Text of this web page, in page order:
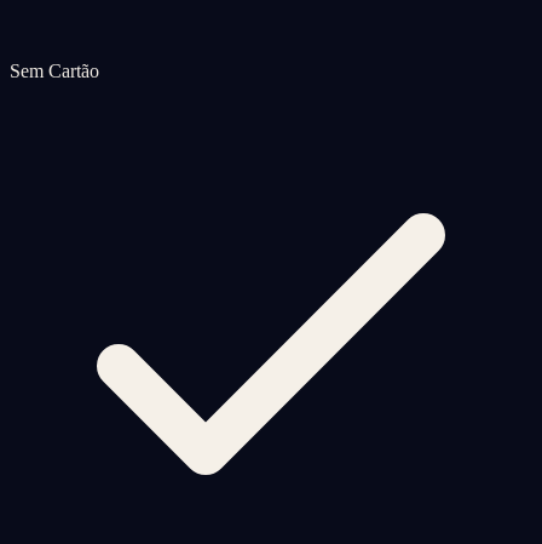
Sem Cartão